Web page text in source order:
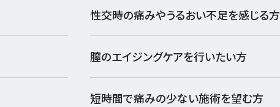
性交時の痛みやうるおい不足を感じる方
膣のエイジングケアを行いたい方
短時間で痛みの少ない施術を望む方